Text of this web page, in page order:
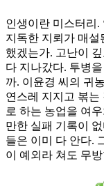
인생이란 미스터리.
지독한 지뢰가 매
했겠는가. 고난이
다 지나갔다. 투병
까. 이윤경 씨의 귀
연스레 지지고 볶는
로 하는 농업을 여
만한 실패 기록이
들은 이미 다 안다.
이 예외라 쳐도 무